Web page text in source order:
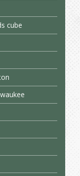
cube